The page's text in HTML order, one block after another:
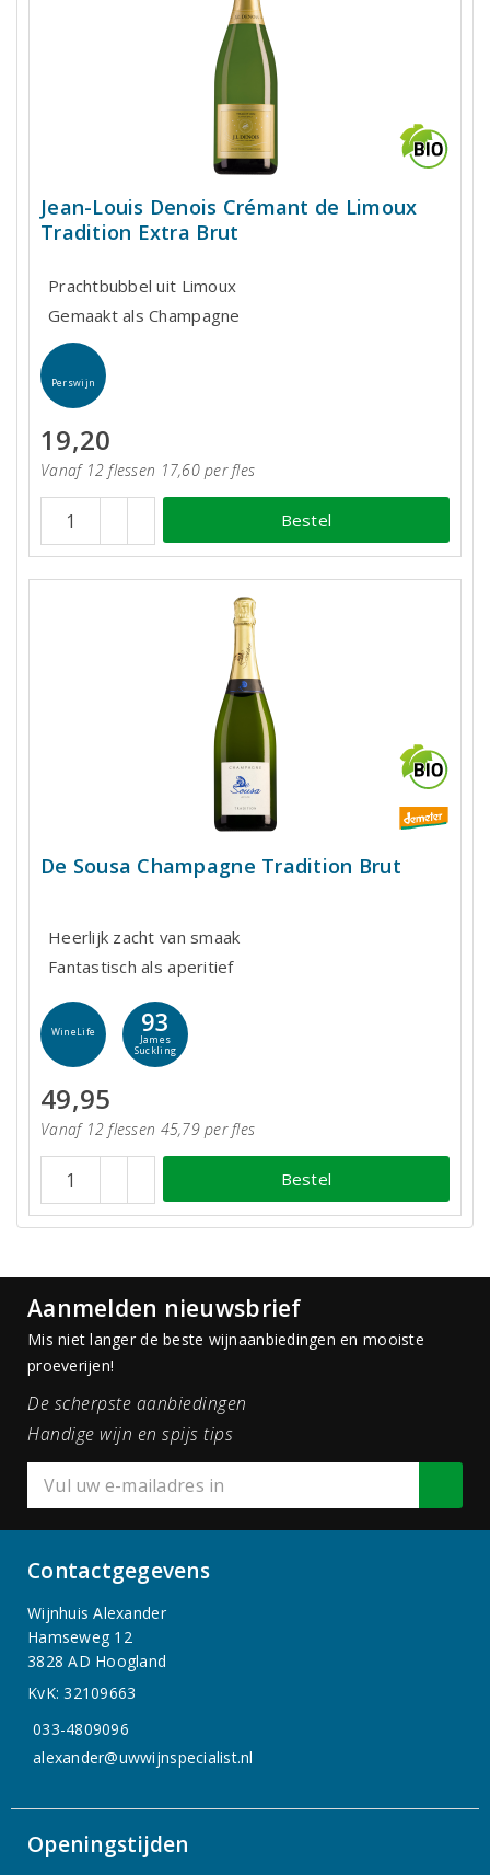
Jean-Louis Denois Crémant de Limoux
Tradition Extra Brut
Prachtbubbel uit Limoux
Gemaakt als Champagne
Perswijn
19,20
Vanaf 12 flessen 17,60 per fles
Bestel
De Sousa Champagne Tradition Brut
Heerlijk zacht van smaak
Fantastisch als aperitief
WineLife 93
James
Suckling
49,95
Vanaf 12 flessen 45,79 per fles
Bestel
Aanmelden nieuwsbrief
Mis niet langer de beste wijnaanbiedingen en mooiste
proeverijen!
De scherpste aanbiedingen
Handige wijn en spijs tips
Contactgegevens
Wijnhuis Alexander
Hamseweg 12
3828 AD Hoogland
KvK: 32109663
033-4809096
alexander@uwwijnspecialist.nl
Openingstijden